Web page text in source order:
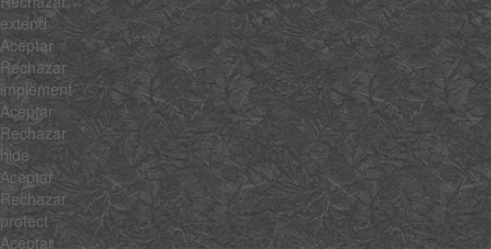
extend
Aceptar
Rechazar
implement
Aceptar
Rechazar
hide
Aceptar
Rechazar
protect
Aceptar